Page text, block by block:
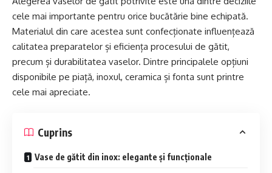
cele mai importante pentru orice bucătărie bine echipată.
Materialul din care acestea sunt confecționate influențează
calitatea preparatelor și eficiența procesului de gătit,
precum și durabilitatea vaselor. Dintre principalele opțiuni
disponibile pe piață, inoxul, ceramica și fonta sunt printre
cele mai apreciate.
Cuprins
Vase de gătit din inox: elegante și funcționale